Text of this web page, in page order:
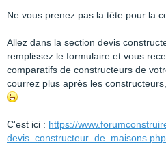
Ne vous prenez pas la tête pour la
Allez dans la section devis
remplissez le formulaire et vous
comparatifs de constructeurs de
courrez plus après les
C'est ici : https://
devis_constructeur_de_maisons.php